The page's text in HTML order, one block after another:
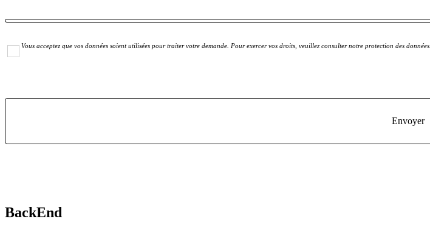
Vous acceptez que vos données soient utilisées pour traiter votre demande. Pour exercer vos droits, veuillez consulter notre protection des données.
BackEnd